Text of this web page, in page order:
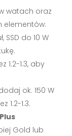
watach oraz
elementów:
SSD do 10 W
1.2-1.3, aby
ok. 150 W
1.2-1.3.
Gold lub